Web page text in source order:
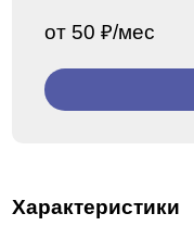
от 50 ₽/мес
Характеристики